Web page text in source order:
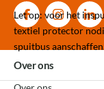
Let op: voor het
textiel protector
spuitbus
Over ons